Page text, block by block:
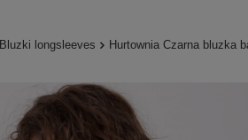
Bluzki longsleeves Hurtownia Czarna bluzka